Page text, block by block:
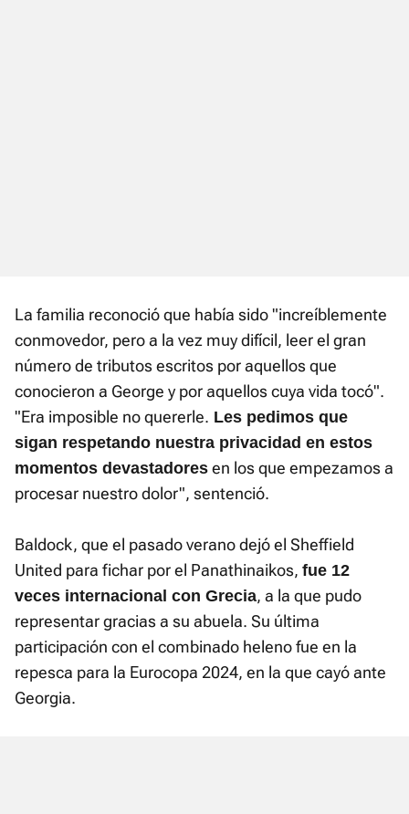
La familia reconoció que había sido "increíblemente
conmovedor, pero a la vez muy difícil, leer el gran
número de tributos escritos por aquellos que
conocieron a George y por aquellos cuya vida tocó".
"Era imposible no quererle. Les pedimos que
sigan respetando nuestra privacidad en estos
momentos devastadores en los que empezamos a
procesar nuestro dolor", sentenció.
Baldock, que el pasado verano dejó el Sheffield
United para fichar por el Panathinaikos, fue 12
veces internacional con Grecia, a la que pudo
representar gracias a su abuela. Su última
participación con el combinado heleno fue en la
repesca para la Eurocopa 2024, en la que cayó ante
Georgia.